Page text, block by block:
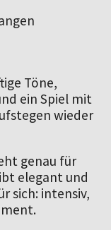
Töne,
ein Spiel mit
wieder
genau für
elegant und
sich: intensiv,